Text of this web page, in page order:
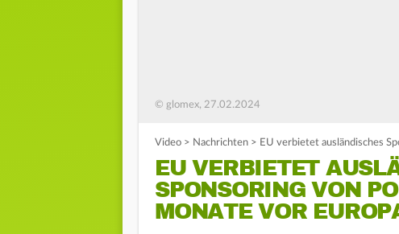
© glomex, 27.02.2024
Video > Nachrichten > EU verbietet ausländisches
EU VERBIETET
SPONSORING VON
MONATE VOR